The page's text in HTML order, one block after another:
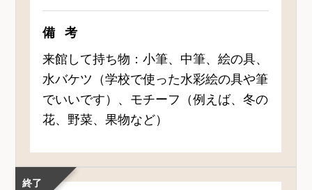
備考
来館して持ち物：小筆、中筆、絵の具、
水バケツ（学校で使った水彩絵の具や筆
でいいです）、モチーフ（例えば、冬の
花、野菜、果物など）
終了